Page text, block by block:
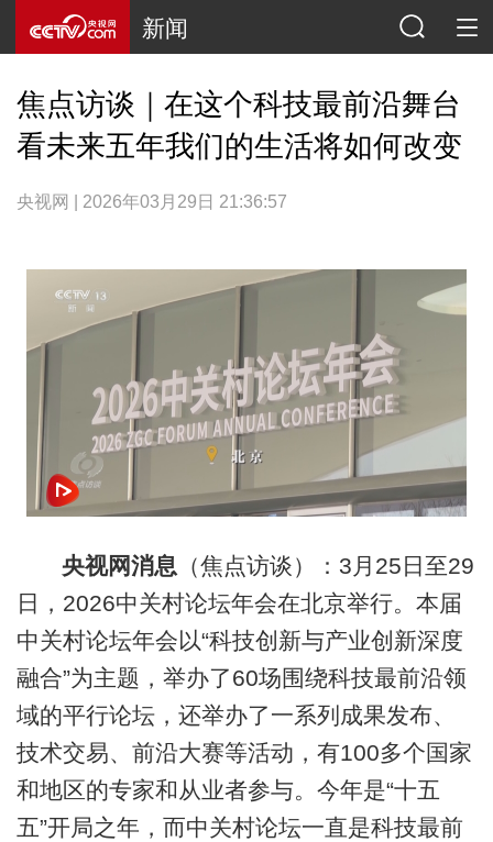
新闻
焦点访谈｜在这个科技最前沿舞台
看未来五年我们的生活将如何改变
央视网 | 2026年03月29日 21:36:57
央视网消息 （焦点访谈）：3月25日至29
日，2026中关村论坛年会在北京举行。本届
中关村论坛年会以“科技创新与产业创新深度
融合”为主题，举办了60场围绕科技最前沿领
域的平行论坛，还举办了一系列成果发布、
技术交易、前沿大赛等活动，有100多个国家
和地区的专家和从业者参与。今年是“十五
五”开局之年，而中关村论坛一直是科技最前